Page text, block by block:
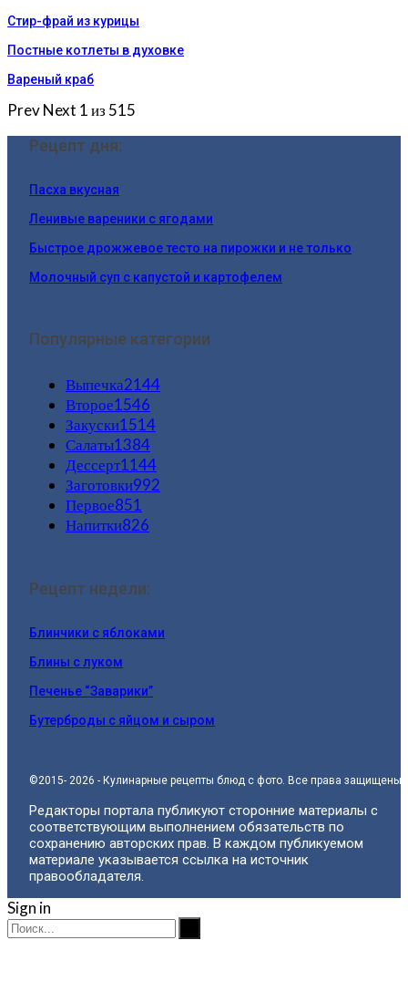
Стир-фрай из курицы
Постные котлеты в духовке
Вареный краб
PrevNext 1 из 515
Рецепт дня:
Пасха вкусная
Ленивые вареники с ягодами
Быстрое дрожжевое тесто на пирожки и не только
Молочный суп с капустой и картофелем
Популярные категории
Выпечка2144
Второе1546
Закуски1514
Салаты1384
Дессерт1144
Заготовки992
Первое851
Напитки826
Рецепт недели:
Блинчики с яблоками
Блины с луком
Печенье “Заварики”
Бутерброды с яйцом и сыром
©2015- 2026 - Кулинарные рецепты блюд с фото. Все права защищены.
Редакторы портала публикуют сторонние материалы с
соответствующим выполнением обязательств по
сохранению авторских прав. В каждом публикуемом
материале указывается ссылка на источник
правообладателя.
Sign in